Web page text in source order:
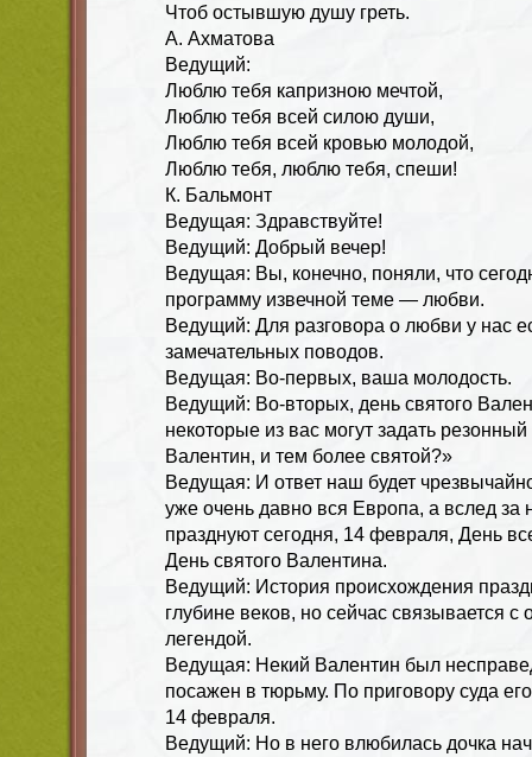
Чтоб остывшую душу греть.
А. Ахматова
Ведущий:
Люблю тебя капризною мечтой,
Люблю тебя всей силою души,
Люблю тебя всей кровью молодой,
Люблю тебя, люблю тебя, спеши!
К. Бальмонт
Ведущая: Здравствуйте!
Ведущий: Добрый вечер!
Ведущая: Вы, конечно, поняли, что
программу извечной теме — любви.
Ведущий: Для разговора о любви у нас
замечательных поводов.
Ведущая: Во-первых, ваша молодость.
Ведущий: Во-вторых, день святого
некоторые из вас могут задать
Валентин, и тем более святой?»
Ведущая: И ответ наш будет
уже очень давно вся Европа, а вслед за
празднуют сегодня, 14 февраля, День
День святого Валентина.
Ведущий: История происхождения
глубине веков, но сейчас связывается с
легендой.
Ведущая: Некий Валентин был
посажен в тюрьму. По приговору суда
14 февраля.
Ведущий: Но в него влюбилась дочка